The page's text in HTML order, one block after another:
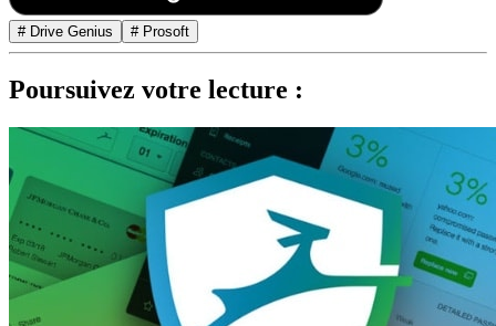
# Drive Genius # Prosoft
Poursuivez votre lecture :